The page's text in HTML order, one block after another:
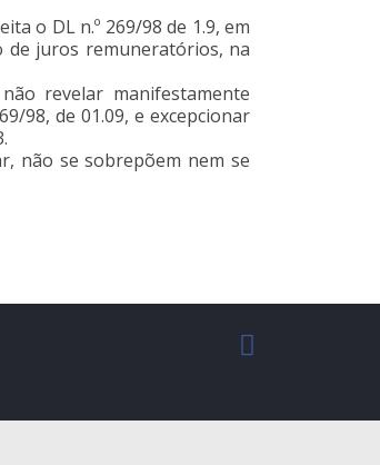
o DL n.º 269/98 de 1.9, em
de juros remuneratórios, na
revelar manifestamente
98, de 01.09, e excepcionar
não se sobrepõem nem se